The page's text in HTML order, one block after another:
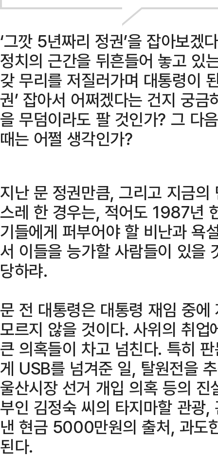
‘그깟 5년짜리 정권’을 잡아보겠
정치의 근간을 뒤흔들어 놓고 있
갖 무리를 저질러가며 대통령이
권’ 잡아서 어쩌겠다는 건지 궁
을 무덤이라도 팔 것인가? 그 다
때는 어쩔 생각인가?
지난 문 정권만큼, 그리고 지금
스레 한 경우는, 적어도 1987년
기들에게 퍼부어야 할 비난과 욕
서 이들을 능가할 사람들이 있을
당하랴.
문 전 대통령은 대통령 재임 중
모르지 않을 것이다. 사위의 취
큰 의혹들이 차고 넘친다. 특히
게 USB를 넘겨준 일, 탈원전을
울산시장 선거 개입 의혹 등의
부인 김정숙 씨의 타지마할 관광
낸 현금 5000만원의 출처, 과도
된다.